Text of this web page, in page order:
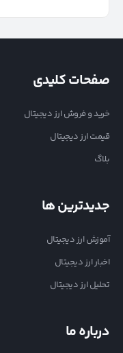
صفحات کلیدی
خرید و فروش ارز دیجیتال
قیمت ارز دیجیتال
بلاگ
جدیدترین ها
آموزش ارز دیجیتال
اخبار ارز دیجیتال
تحلیل ارز دیجیتال
درباره ما